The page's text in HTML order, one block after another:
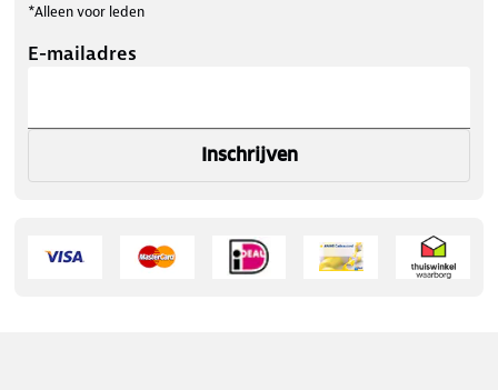
*Alleen voor leden
E-mailadres
Inschrijven